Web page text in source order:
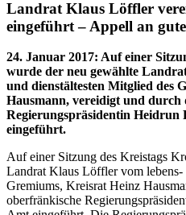
Landrat Klaus Löffler
eingeführt – Appell an
24. Januar 2017: Auf einer
wurde der neu gewählte
und dienstältesten Mitglied des
Hausmann, vereidigt und durch
Regierungspräsidentin Heidrun
eingeführt.
Auf einer Sitzung des Kreistags
Landrat Klaus Löffler vom lebens-
Gremiums, Kreisrat Heinz
oberfränkische